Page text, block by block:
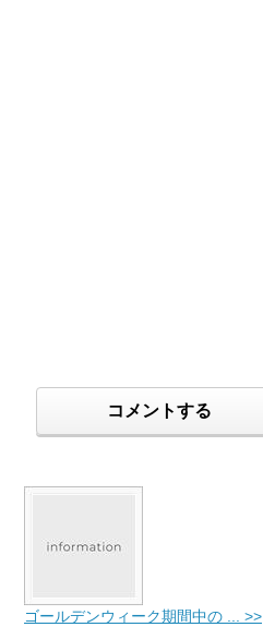
コメントする
ゴールデンウィーク期間中の ... >>